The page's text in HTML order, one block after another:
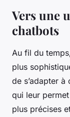
Vers une
chatbots
Au fil du
plus
de s’adapter
qui leur
plus précises